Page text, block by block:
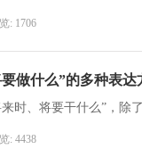
: 1706
做什么”的多种表达
: 4438